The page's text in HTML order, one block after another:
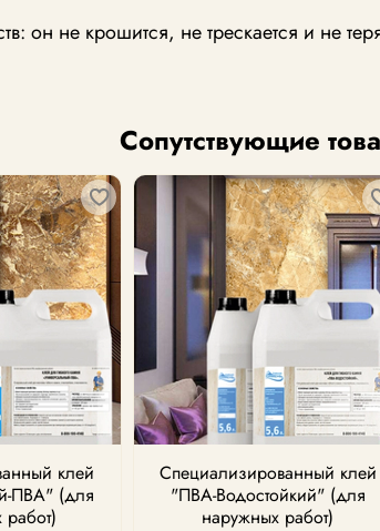
он не крошится, не трескается и не
Сопутствующие
клей
ПВА" (для
работ)
Специализированный клей
"ПВА-Водостойкий" (для
наружных работ)